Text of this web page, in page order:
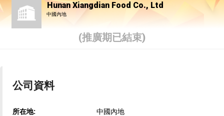
Hunan Xiangdian Food Co., Ltd
中國內地
(推廣期已結束)
公司資料
所在地: 中國內地